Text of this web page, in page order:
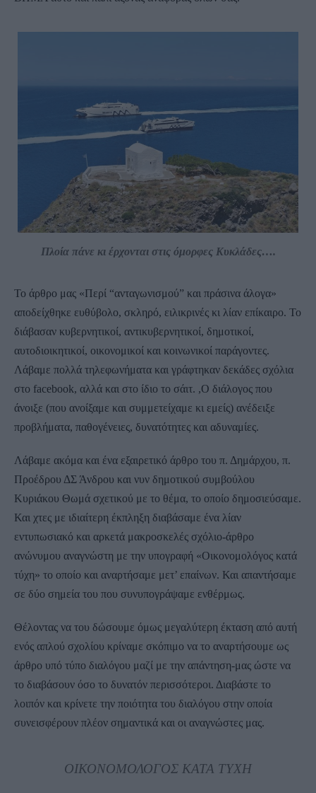
Πλοία πάνε κι έρχονται στις όμορφες Κυκλάδες….
Το άρθρο μας «Περί “ανταγωνισμού” και πράσινα άλογα»
αποδείχθηκε ευθύβολο, σκληρό, ειλικρινές κι λίαν επίκαιρο. Το
διάβασαν κυβερνητικοί, αντικυβερνητικοί, δημοτικοί,
αυτοδιοικητικοί, οικονομικοί και κοινωνικοί παράγοντες.
Λάβαμε πολλά τηλεφωνήματα και γράφτηκαν δεκάδες σχόλια
στο facebook, αλλά και στο ίδιο το σάιτ. ,Ο διάλογος που
άνοιξε (που ανοίξαμε και συμμετείχαμε κι εμείς) ανέδειξε
προβλήματα, παθογένειες, δυνατότητες και αδυναμίες.
Λάβαμε ακόμα και ένα εξαιρετικό άρθρο του π. Δημάρχου, π.
Προέδρου ΔΣ Άνδρου και νυν δημοτικού συμβούλου
Κυριάκου Θωμά σχετικού με το θέμα, το οποίο δημοσιεύσαμε.
Και χτες με ιδιαίτερη έκπληξη διαβάσαμε ένα λίαν
εντυπωσιακό και αρκετά μακροσκελές σχόλιο-άρθρο
ανώνυμου αναγνώστη με την υπογραφή «Οικονομολόγος κατά
τύχη» το οποίο και αναρτήσαμε μετ’ επαίνων. Και απαντήσαμε
σε δύο σημεία του που συνυπογράψαμε ενθέρμως.
Θέλοντας να του δώσουμε όμως μεγαλύτερη έκταση από αυτή
ενός απλού σχολίου κρίναμε σκόπιμο να το αναρτήσουμε ως
άρθρο υπό τύπο διαλόγου μαζί με την απάντηση-μας ώστε να
το διαβάσουν όσο το δυνατόν περισσότεροι. Διαβάστε το
λοιπόν και κρίνετε την ποιότητα του διαλόγου στην οποία
συνεισφέρουν πλέον σημαντικά και οι αναγνώστες μας.
ΟΙΚΟΝΟΜΟΛΟΓΟΣ ΚΑΤΑ ΤΥΧΗ